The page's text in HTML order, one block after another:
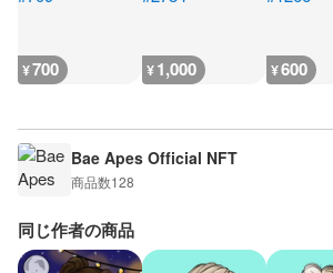
¥700 ¥1,000 ¥600
Bae Apes Official NFT
商品数128
同じ作者の商品